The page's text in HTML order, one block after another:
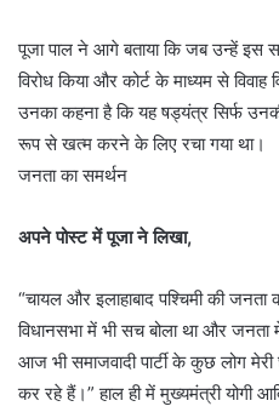
पूजा पाल ने आगे बताया कि जब उन्हें इस
विरोध किया और कोर्ट के माध्यम से
उनका कहना है कि यह षड्यंत्र सिर्फ
रूप से खत्म करने के लिए रचा गया था।
जनता का समर्थन
अपने पोस्ट में पूजा ने लिखा,
“चायल और इलाहाबाद पश्चिमी की
विधानसभा में भी सच बोला था और
आज भी समाजवादी पार्टी के कुछ लोग
कर रहे हैं।” हाल ही में मुख्यमंत्री योगी